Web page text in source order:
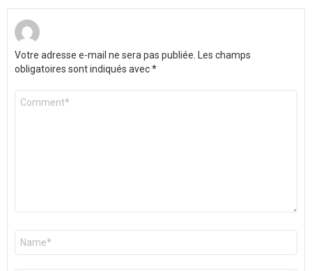
Votre adresse e-mail ne sera pas publiée.
Les champs
obligatoires sont indiqués avec*
Commentaire
Nom